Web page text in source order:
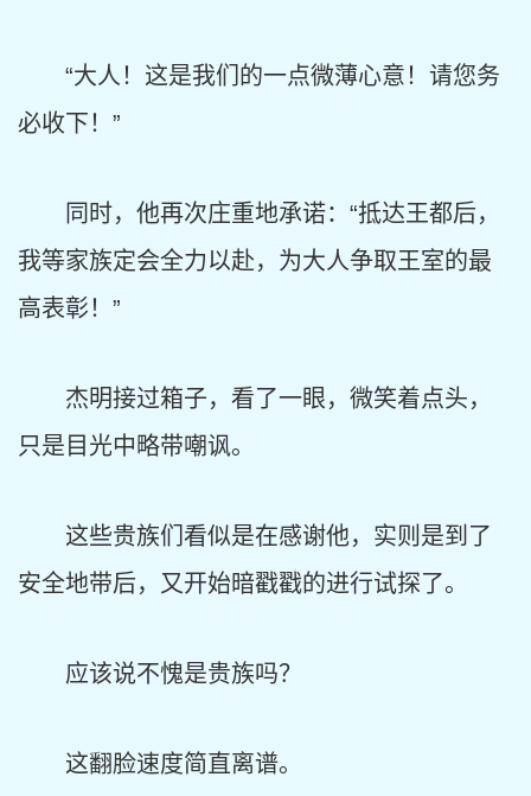
“大人！这是我们的一点微薄心意！请您务
必收下！”
同时，他再次庄重地承诺：“抵达王都后，
我等家族定会全力以赴，为大人争取王室的最
高表彰！”
杰明接过箱子，看了一眼，微笑着点头，
只是目光中略带嘲讽。
这些贵族们看似是在感谢他，实则是到了
安全地带后，又开始暗戳戳的进行试探了。
应该说不愧是贵族吗？
这翻脸速度简直离谱。